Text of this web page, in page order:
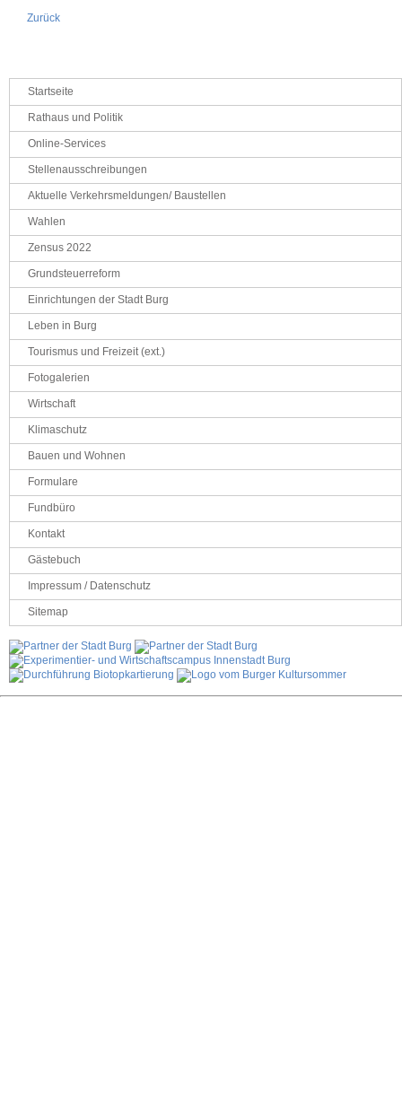
Zurück
Navigation
überspringen
Startseite
Rathaus und Politik
Online-Services
Stellenausschreibungen
Aktuelle Verkehrsmeldungen/ Baustellen
Wahlen
Zensus 2022
Grundsteuerreform
Einrichtungen der Stadt Burg
Leben in Burg
Tourismus und Freizeit (ext.)
Fotogalerien
Wirtschaft
Klimaschutz
Bauen und Wohnen
Formulare
Fundbüro
Kontakt
Gästebuch
Impressum / Datenschutz
Sitemap